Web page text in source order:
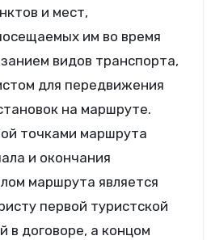
и мест,
им во время
видов транспорта,
для передвижения
на маршруте.
точками маршрута
и окончания
маршрута является
первой туристской
в договоре, а концом